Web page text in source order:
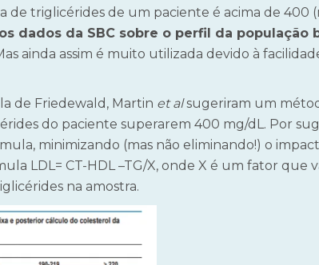
de triglicérides de um paciente é acima de 400
dados da SBC sobre o perfil da população
ainda assim é muito utilizada devido à
de Friedewald, Martin et alsugeriram um
do paciente superarem 400 mg/dL. Por
minimizando (mas não eliminando!) o
LDL= CT-HDL –TG/X, onde X é um fator que
na amostra.